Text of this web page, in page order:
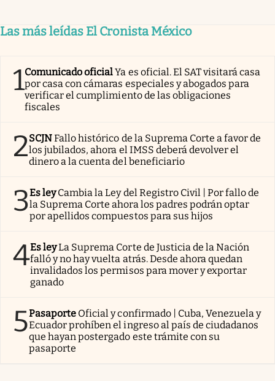
Las más leídas El Cronista México
1Comunicado oficialYa es oficial. El SAT visitará casa
por casa con cámaras especiales y abogados para
verificar el cumplimiento de las obligaciones
fiscales
2SCJNFallo histórico de la Suprema Corte a favor de
los jubilados, ahora el IMSS deberá devolver el
dinero a la cuenta del beneficiario
3Es ley Cambia la Ley del Registro Civil | Por fallo de
la Suprema Corte ahora los padres podrán optar
por apellidos compuestos para sus hijos
4Es leyLa Suprema Corte de Justicia de la Nación
falló y no hay vuelta atrás. Desde ahora quedan
invalidados los permisos para mover y exportar
ganado
5Pasaporte Oficial y confirmado | Cuba, Venezuela y
Ecuador prohíben el ingreso al país de ciudadanos
que hayan postergado este trámite con su
pasaporte